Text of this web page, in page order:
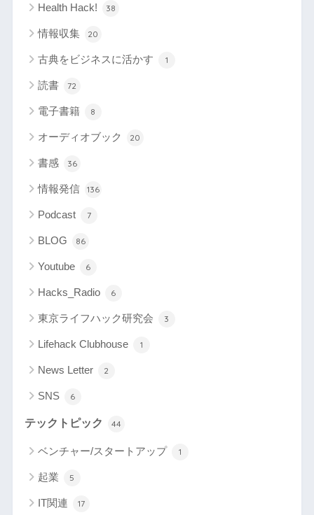
Health Hack! 38
情報収集 20
古典をビジネスに活かす 1
読書 72
電子書籍 8
オーディオブック 20
書感 36
情報発信 136
Podcast 7
BLOG 86
Youtube 6
Hacks_Radio 6
東京ライフハック研究会 3
Lifehack Clubhouse 1
News Letter 2
SNS 6
テックトピック 44
ベンチャー/スタートアップ 1
起業 5
IT関連 17